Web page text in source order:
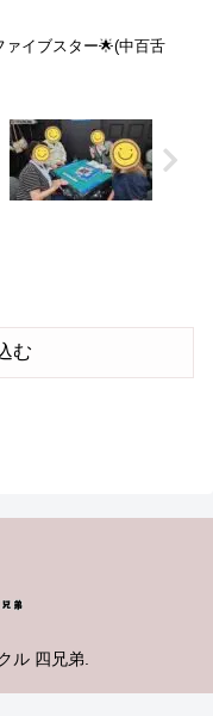
ァイブスター🌟(中百舌
む
ル 四兄弟.